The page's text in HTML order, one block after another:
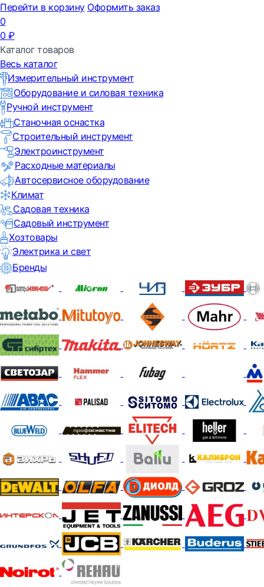
Перейти в корзину Оформить заказ
0
0 ₽
Каталог товаров
Весь каталог
Измерительный инструмент
Оборудование и силовая техника
Ручной инструмент
Станочная оснастка
Строительный инструмент
Электроинструмент
Расходные материалы
Автосервисное оборудование
Климат
Садовая техника
Садовый инструмент
Хозтовары
Электрика и свет
Бренды